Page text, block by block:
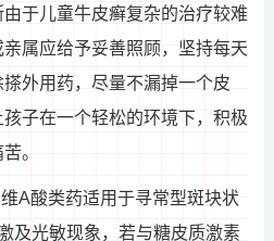
于儿童牛皮癣复杂的治疗较难
属应给予妥善照顾，坚持每天
外用药，尽量不漏掉一个皮
子在一个轻松的环境下，积极
。
A酸类药适用于寻常型斑块状
及光敏现象，若与糖皮质激素